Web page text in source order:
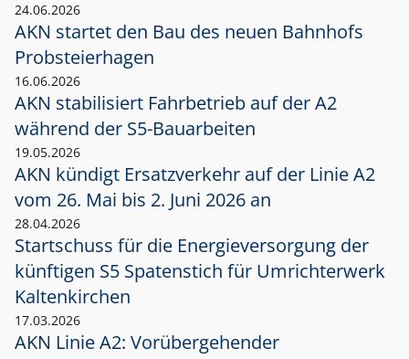
24.06.2026
AKN startet den Bau des neuen Bahnhofs
Probsteierhagen
16.06.2026
AKN stabilisiert Fahrbetrieb auf der A2
während der S5-Bauarbeiten
19.05.2026
AKN kündigt Ersatzverkehr auf der Linie A2
vom 26. Mai bis 2. Juni 2026 an
28.04.2026
Startschuss für die Energieversorgung der
künftigen S5 Spatenstich für Umrichterwerk
Kaltenkirchen
17.03.2026
AKN Linie A2: Vorübergehender